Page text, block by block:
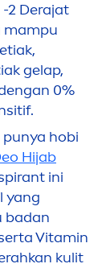
2 Derajat
mampu
gelap,
0%
hobi
Hijab
ini
yang
badan
Vitamin
kulit